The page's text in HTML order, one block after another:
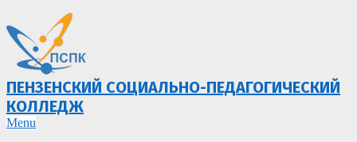
ПЕНЗЕНСКИЙ СОЦИАЛЬНО-ПЕДАГОГИЧЕСКИЙ
КОЛЛЕДЖ
Primary
Menu